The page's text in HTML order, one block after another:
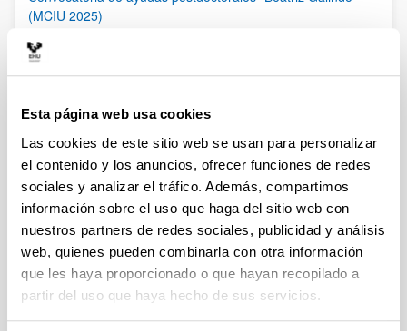
Esta página web usa cookies
Las cookies de este sitio web se usan para personalizar
el contenido y los anuncios, ofrecer funciones de redes
sociales y analizar el tráfico. Además, compartimos
información sobre el uso que haga del sitio web con
nuestros partners de redes sociales, publicidad y análisis
web, quienes pueden combinarla con otra información
que les haya proporcionado o que hayan recopilado a
partir del uso que haya hecho de sus servicios.
(MCIU 2025)
presentación: 27/02/2026)
ayudas hasta el 27 de febrero de 2026, incluido. El plazo de
febrero a las 13:30
Ayudas a la movilidad para personas contratadas
predoctorales del Gobierno Vasco [EGONLABUR] 2026
Modalidad B
Plazo de presentación cerrado (Fecha de fin del plazo de
presentación: 16/02/2026)
Se ha publicado la convocatoria